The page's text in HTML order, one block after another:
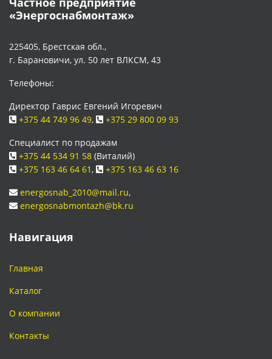
«Энергоснабмонтаж»
225405, Брестская обл.,
г. Барановичи, ул. 50 лет ВЛКСМ, 43
Телефоны:
Директор Гаврис Евгений Игоревич
+375 44 749 96 49,
+375 29 800 09 93
Специалист по продажам
+375 44 534 91 58 (Виталий)
+375 163 46 64 61,
+375 163 46 63 16
energosnab_2010@mail.ru,
energosnabmontazh@bk.ru
Навигация
Главная
Каталог
О компании
Контакты